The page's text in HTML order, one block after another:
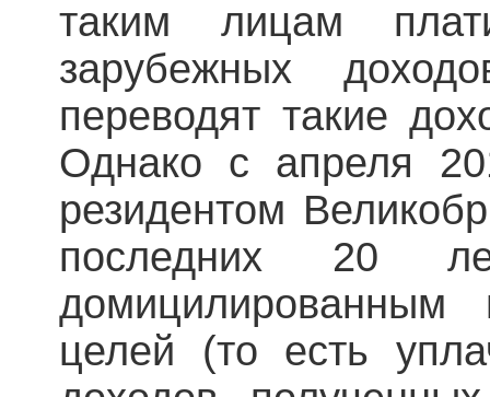
таким лицам
зарубежных
переводят такие
Однако с апреля
резидентом
последних 20
целей (то есть